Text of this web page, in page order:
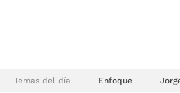
Temas del día Enfoque